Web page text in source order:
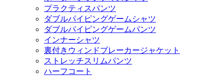
プラクティスパンツ
ダブルパイピングゲームシャツ
ダブルパイピングゲームパンツ
インナーシャツ
裏付きウィンドブレーカージャケット
ストレッチスリムパンツ
ハーフコート